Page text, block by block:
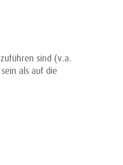
sind (v.a.
als auf die